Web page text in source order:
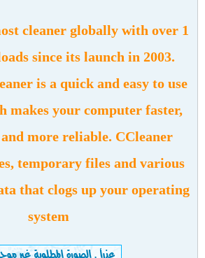
cleaner globally with over 1
since its launch in 2003.
is a quick and easy to use
makes your computer faster,
more reliable. CCleaner
temporary files and various
that clogs up your operating
system